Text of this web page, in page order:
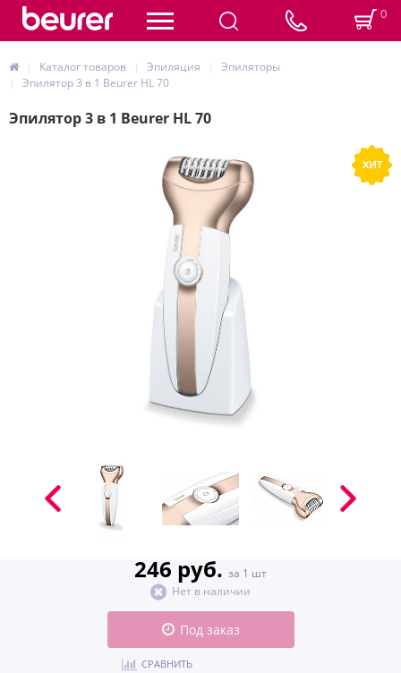
0
Каталог товаров Эпиляция
Эпиляторы
Эпилятор 3 в 1 Beurer HL 70
Эпилятор 3 в 1 Beurer HL 70
ХИТ
246 руб. за 1 шт
Нет в наличии
Под заказ
СРАВНИТЬ